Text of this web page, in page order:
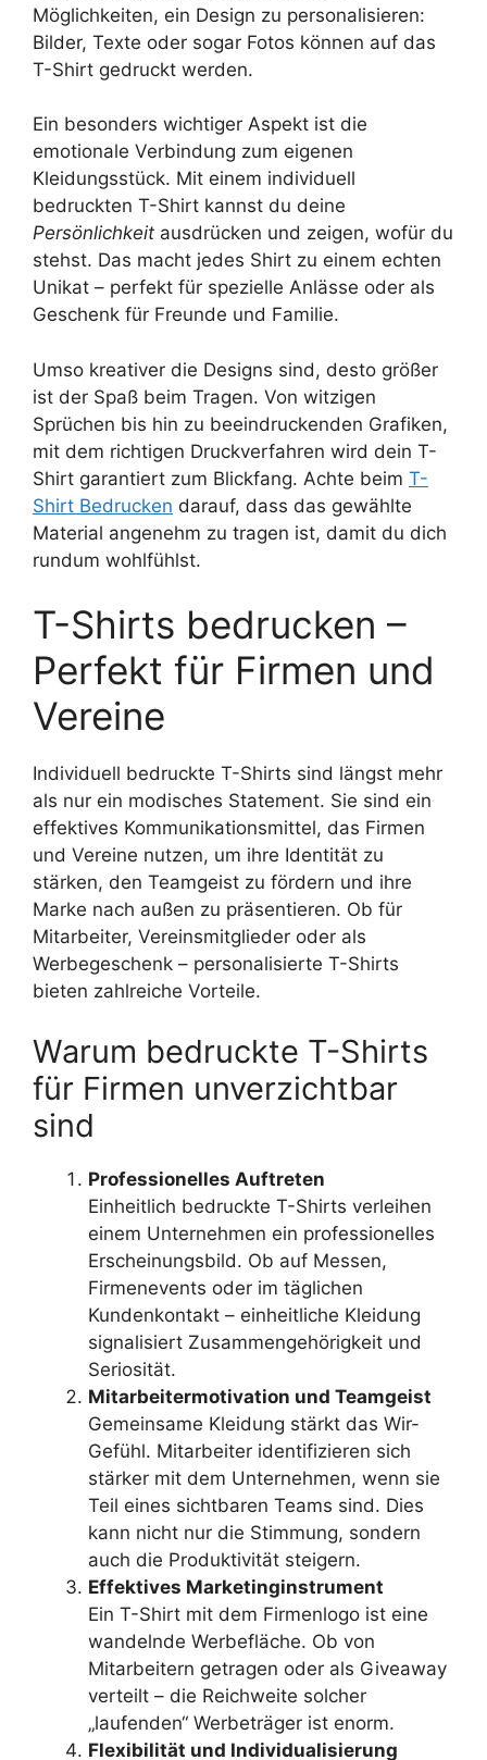
Möglichkeiten, ein Design zu personalisieren:
Bilder, Texte oder sogar Fotos können auf das
T-Shirt gedruckt werden.
Ein besonders wichtiger Aspekt ist die
emotionale Verbindung zum eigenen
Kleidungsstück. Mit einem individuell
bedruckten T-Shirt kannst du deine
Persönlichkeit ausdrücken und zeigen, wofür du
stehst. Das macht jedes Shirt zu einem echten
Unikat – perfekt für spezielle Anlässe oder als
Geschenk für Freunde und Familie.
Umso kreativer die Designs sind, desto größer
ist der Spaß beim Tragen. Von witzigen
Sprüchen bis hin zu beeindruckenden Grafiken,
mit dem richtigen Druckverfahren wird dein T-
Shirt garantiert zum Blickfang. Achte beim T-
Shirt Bedrucken darauf, dass das gewählte
Material angenehm zu tragen ist, damit du dich
rundum wohlfühlst.
T-Shirts bedrucken –
Perfekt für Firmen und
Vereine
Individuell bedruckte T-Shirts sind längst mehr
als nur ein modisches Statement. Sie sind ein
effektives Kommunikationsmittel, das Firmen
und Vereine nutzen, um ihre Identität zu
stärken, den Teamgeist zu fördern und ihre
Marke nach außen zu präsentieren. Ob für
Mitarbeiter, Vereinsmitglieder oder als
Werbegeschenk – personalisierte T-Shirts
bieten zahlreiche Vorteile.
Warum bedruckte T-Shirts
für Firmen unverzichtbar
sind
Professionelles Auftreten
Einheitlich bedruckte T-Shirts verleihen
einem Unternehmen ein professionelles
Erscheinungsbild. Ob auf Messen,
Firmenevents oder im täglichen
Kundenkontakt – einheitliche Kleidung
signalisiert Zusammengehörigkeit und
Seriosität.
Mitarbeitermotivation und Teamgeist
Gemeinsame Kleidung stärkt das Wir-
Gefühl. Mitarbeiter identifizieren sich
stärker mit dem Unternehmen, wenn sie
Teil eines sichtbaren Teams sind. Dies
kann nicht nur die Stimmung, sondern
auch die Produktivität steigern.
Effektives Marketinginstrument
Ein T-Shirt mit dem Firmenlogo ist eine
wandelnde Werbefläche. Ob von
Mitarbeitern getragen oder als Giveaway
verteilt – die Reichweite solcher
„laufenden“ Werbeträger ist enorm.
Flexibilität und Individualisierung